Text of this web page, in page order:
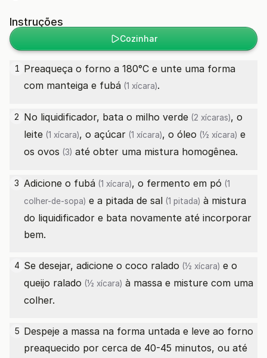
Instruções
Cozinhar
1 Preaqueça o forno a 180°C e unte uma forma
com manteiga e fubá (1 xícara).
2 No liquidificador, bata o milho verde (2 xícaras), o
leite (1 xícara), o açúcar (1 xícara), o óleo (½ xícara) e
os ovos (3) até obter uma mistura homogênea.
3 Adicione o fubá (1 xícara), o fermento em pó (1
colher-de-sopa) e a pitada de sal (1 pitada) à mistura
do liquidificador e bata novamente até incorporar
bem.
4 Se desejar, adicione o coco ralado (½ xícara) e o
queijo ralado (½ xícara) à massa e misture com uma
colher.
5 Despeje a massa na forma untada e leve ao forno
preaquecido por cerca de 40-45 minutos, ou até